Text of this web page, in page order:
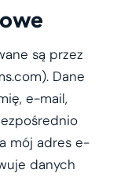
są przez
Dane
e-mail,
mój adres e-
danych